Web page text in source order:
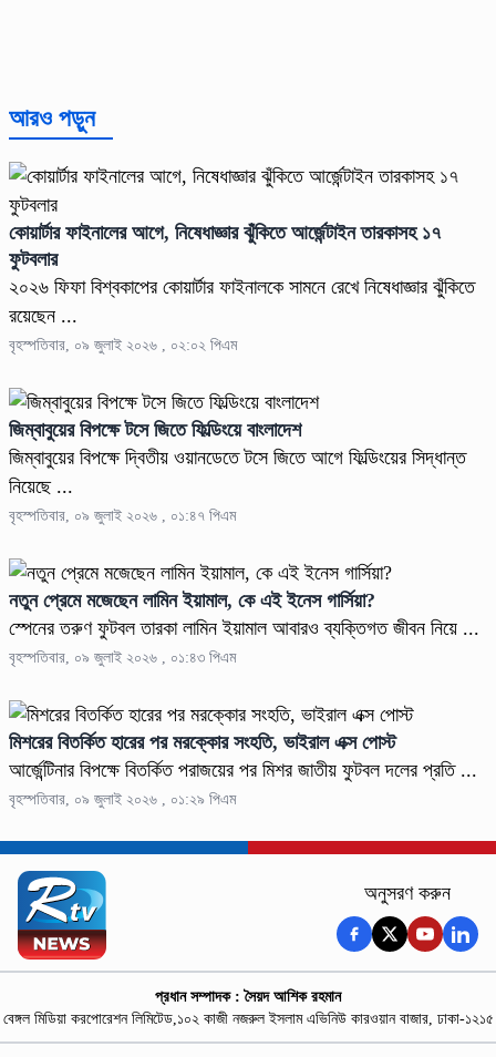
আরও পড়ুন
কোয়ার্টার ফাইনালের আগে, নিষেধাজ্ঞার ঝুঁকিতে আর্জেন্টাইন তারকাসহ ১৭
ফুটবলার
২০২৬ ফিফা বিশ্বকাপের কোয়ার্টার ফাইনালকে সামনে রেখে নিষেধাজ্ঞার ঝুঁকিতে
রয়েছেন ...
বৃহস্পতিবার, ০৯ জুলাই ২০২৬ , ০২:০২ পিএম
জিম্বাবুয়ের বিপক্ষে টসে জিতে ফিল্ডিংয়ে বাংলাদেশ
জিম্বাবুয়ের বিপক্ষে দ্বিতীয় ওয়ানডেতে টসে জিতে আগে ফিল্ডিংয়ের সিদ্ধান্ত
নিয়েছে ...
বৃহস্পতিবার, ০৯ জুলাই ২০২৬ , ০১:৪৭ পিএম
নতুন প্রেমে মজেছেন লামিন ইয়ামাল, কে এই ইনেস গার্সিয়া?
স্পেনের তরুণ ফুটবল তারকা লামিন ইয়ামাল আবারও ব্যক্তিগত জীবন নিয়ে ...
বৃহস্পতিবার, ০৯ জুলাই ২০২৬ , ০১:৪৩ পিএম
মিশরের বিতর্কিত হারের পর মরক্কোর সংহতি, ভাইরাল এক্স পোস্ট
আর্জেন্টিনার বিপক্ষে বিতর্কিত পরাজয়ের পর মিশর জাতীয় ফুটবল দলের প্রতি ...
বৃহস্পতিবার, ০৯ জুলাই ২০২৬ , ০১:২৯ পিএম
অনুসরণ করুন
প্রধান সম্পাদক : সৈয়দ আশিক রহমান
বেঙ্গল মিডিয়া করপোরেশন লিমিটেড,১০২ কাজী নজরুল ইসলাম এভিনিউ কারওয়ান বাজার, ঢাকা-১২১৫